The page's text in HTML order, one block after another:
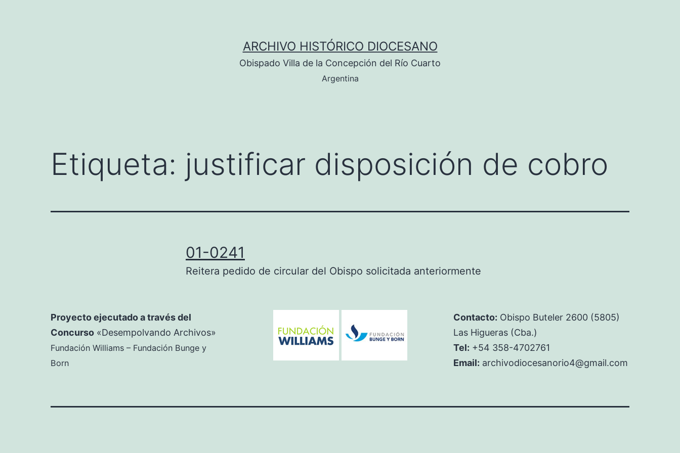
ARCHIVO HISTÓRICO DIOCESANO
Obispado Villa de la Concepción del Río Cuarto
Argentina
Etiqueta: justificar disposición de cobro
01-0241
Reitera pedido de circular del Obispo solicitada anteriormente
Proyecto ejecutado a través del
Concurso «Desempolvando Archivos»
Fundación Williams – Fundación Bunge y
Born
Contacto: Obispo Buteler 2600 (5805)
Las Higueras (Cba.)
Tel: +54 358-4702761
Email: archivodiocesanorio4@gmail.com